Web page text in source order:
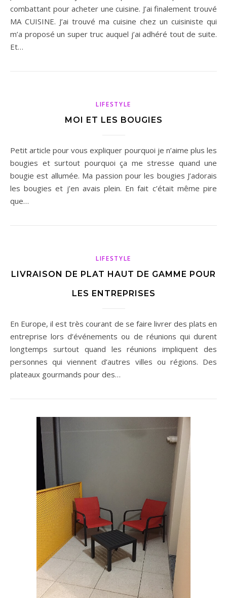
combattant pour acheter une cuisine. J’ai finalement trouvé
MA CUISINE. J’ai trouvé ma cuisine chez un cuisiniste qui
m’a proposé un super truc auquel j’ai adhéré tout de suite.
Et…
LIFESTYLE
MOI ET LES BOUGIES
Petit article pour vous expliquer pourquoi je n’aime plus les
bougies et surtout pourquoi ça me stresse quand une
bougie est allumée. Ma passion pour les bougies J’adorais
les bougies et j’en avais plein. En fait c’était même pire
que…
LIFESTYLE
LIVRAISON DE PLAT HAUT DE GAMME POUR
LES ENTREPRISES
En Europe, il est très courant de se faire livrer des plats en
entreprise lors d’événements ou de réunions qui durent
longtemps surtout quand les réunions impliquent des
personnes qui viennent d’autres villes ou régions. Des
plateaux gourmands pour des…